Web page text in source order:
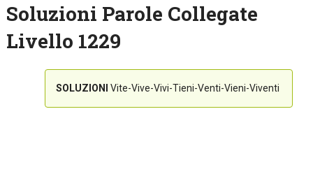
Soluzioni Parole Collegate
Livello 1229
SOLUZIONI Vite-Vive-Vivi-Tieni-Venti-Vieni-Viventi